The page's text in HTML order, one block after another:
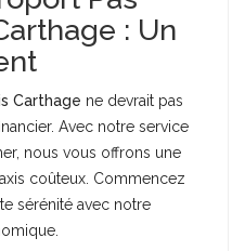
: Un
Carthage ne devrait pas
Avec notre service
nous vous offrons une
coûteux. Commencez
sérénité avec notre